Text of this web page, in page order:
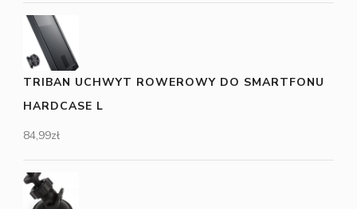
TRIBAN UCHWYT ROWEROWY DO SMARTFONU
HARDCASE L
84,99zł